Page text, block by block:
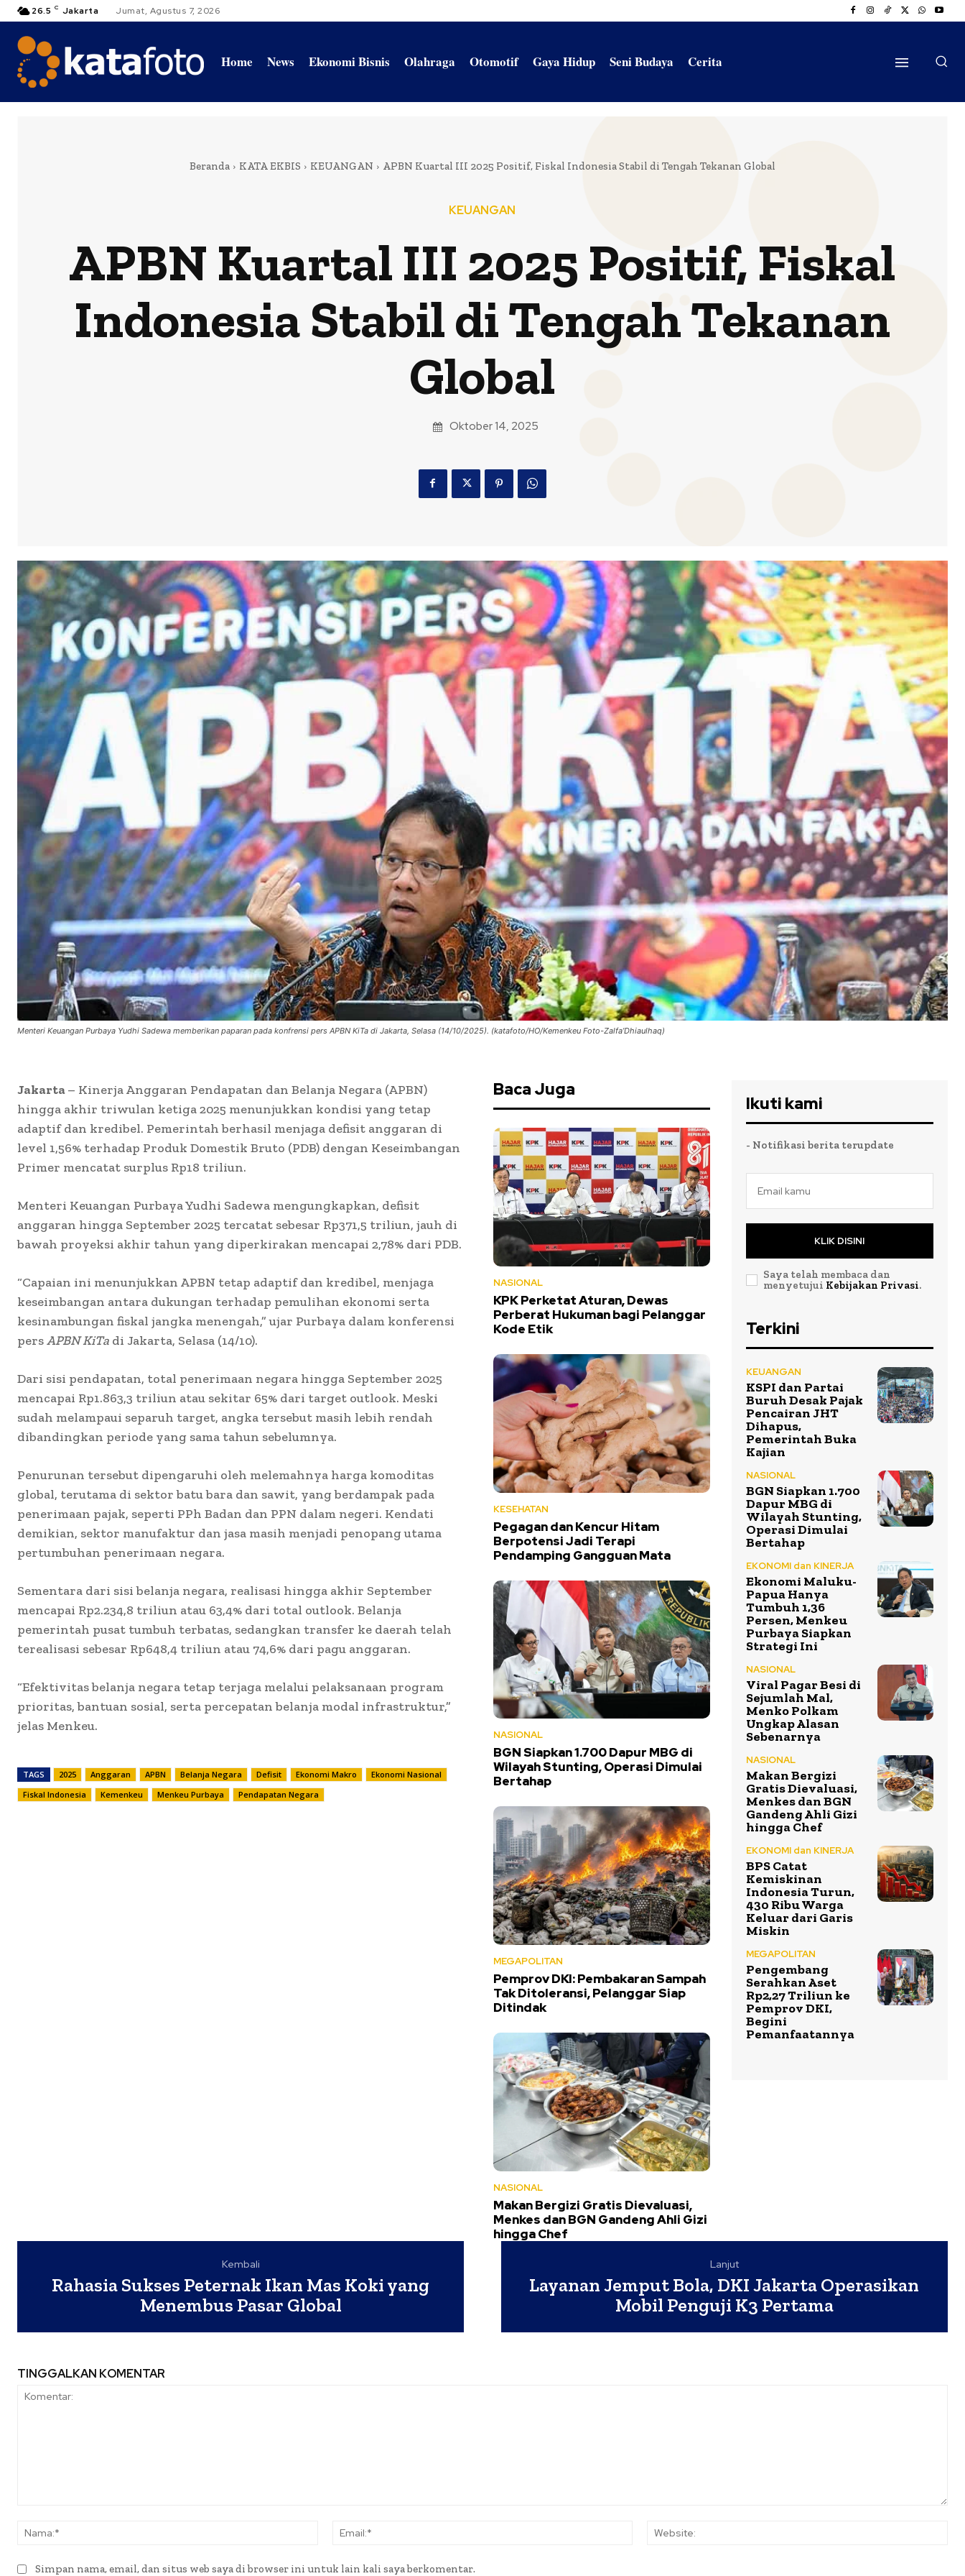
26.5 C Jakarta Jumat, Agustus 7, 2026
Home News Ekonomi Bisnis Olahraga Otomotif Gaya Hidup Seni Budaya Cerita
Beranda KATA EKBIS KEUANGAN APBN Kuartal III 2025 Positif, Fiskal Indonesia Stabil di Tengah Tekanan Global
KEUANGAN
APBN Kuartal III 2025 Positif, Fiskal
Indonesia Stabil di Tengah Tekanan
Global
Oktober 14, 2025
Menteri Keuangan Purbaya Yudhi Sadewa memberikan paparan pada konfrensi pers APBN KiTa di Jakarta, Selasa (14/10/2025). (katafoto/HO/Kemenkeu Foto-Zalfa’Dhiaulhaq)
Jakarta– Kinerja Anggaran Pendapatan dan Belanja Negara (APBN)
hingga akhir triwulan ketiga 2025 menunjukkan kondisi yang tetap
adaptif dan kredibel. Pemerintah berhasil menjaga defisit anggaran di
level 1,56% terhadap Produk Domestik Bruto (PDB) dengan Keseimbangan
Primer mencatat surplus Rp18 triliun.
Menteri Keuangan Purbaya Yudhi Sadewa mengungkapkan, defisit
anggaran hingga September 2025 tercatat sebesar Rp371,5 triliun, jauh di
bawah proyeksi akhir tahun yang diperkirakan mencapai 2,78% dari PDB.
“Capaian ini menunjukkan APBN tetap adaptif dan kredibel, menjaga
keseimbangan antara dukungan terhadap pemulihan ekonomi serta
kesinambungan fiskal jangka menengah,” ujar Purbaya dalam konferensi
persAPBN KiTa di Jakarta, Selasa (14/10).
Dari sisi pendapatan, total penerimaan negara hingga September 2025
mencapai Rp1.863,3 triliun atau sekitar 65% dari target outlook. Meski
sudah melampaui separuh target, angka tersebut masih lebih rendah
dibandingkan periode yang sama tahun sebelumnya.
Penurunan tersebut dipengaruhi oleh melemahnya harga komoditas
global, terutama di sektor batu bara dan sawit, yang berdampak pada
penerimaan pajak, seperti PPh Badan dan PPN dalam negeri. Kendati
demikian, sektor manufaktur dan jasa masih menjadi penopang utama
pertumbuhan penerimaan negara.
Sementara dari sisi belanja negara, realisasi hingga akhir September
mencapai Rp2.234,8 triliun atau 63,4% dari total outlook. Belanja
pemerintah pusat tumbuh terbatas, sedangkan transfer ke daerah telah
terealisasi sebesar Rp648,4 triliun atau 74,6% dari pagu anggaran.
“Efektivitas belanja negara tetap terjaga melalui pelaksanaan program
prioritas, bantuan sosial, serta percepatan belanja modal infrastruktur,”
jelas Menkeu.
TAGS 2025 Anggaran APBN Belanja Negara Defisit Ekonomi Makro
Ekonomi Nasional
Fiskal Indonesia
Kemenkeu Menkeu Purbaya Pendapatan Negara
Baca Juga
NASIONAL
KPK Perketat Aturan, Dewas
Perberat Hukuman bagi Pelanggar
Kode Etik
KESEHATAN
Pegagan dan Kencur Hitam
Berpotensi Jadi Terapi
Pendamping Gangguan Mata
NASIONAL
BGN Siapkan 1.700 Dapur MBG di
Wilayah Stunting, Operasi Dimulai
Bertahap
MEGAPOLITAN
Pemprov DKI: Pembakaran Sampah
Tak Ditoleransi, Pelanggar Siap
Ditindak
NASIONAL
Makan Bergizi Gratis Dievaluasi,
Menkes dan BGN Gandeng Ahli Gizi
hingga Chef
Ikuti kami
- Notifikasi berita terupdate
KLIK DISINI
Saya telah membaca dan
menyetujui Kebijakan Privasi.
Terkini
KEUANGAN
KSPI dan Partai
Buruh Desak Pajak
Pencairan JHT
Dihapus,
Pemerintah Buka
Kajian
NASIONAL
BGN Siapkan 1.700
Dapur MBG di
Wilayah Stunting,
Operasi Dimulai
Bertahap
EKONOMI dan KINERJA
Ekonomi Maluku-
Papua Hanya
Tumbuh 1,36
Persen, Menkeu
Purbaya Siapkan
Strategi Ini
NASIONAL
Viral Pagar Besi di
Sejumlah Mal,
Menko Polkam
Ungkap Alasan
Sebenarnya
NASIONAL
Makan Bergizi
Gratis Dievaluasi,
Menkes dan BGN
Gandeng Ahli Gizi
hingga Chef
EKONOMI dan KINERJA
BPS Catat
Kemiskinan
Indonesia Turun,
430 Ribu Warga
Keluar dari Garis
Miskin
MEGAPOLITAN
Pengembang
Serahkan Aset
Rp2,27 Triliun ke
Pemprov DKI,
Begini
Pemanfaatannya
Kembali
Rahasia Sukses Peternak Ikan Mas Koki yang
Menembus Pasar Global
Lanjut
Layanan Jemput Bola, DKI Jakarta Operasikan
Mobil Penguji K3 Pertama
TINGGALKAN KOMENTAR
Nama:*
Email:*
Simpan nama, email, dan situs web saya di browser ini untuk lain kali saya berkomentar.